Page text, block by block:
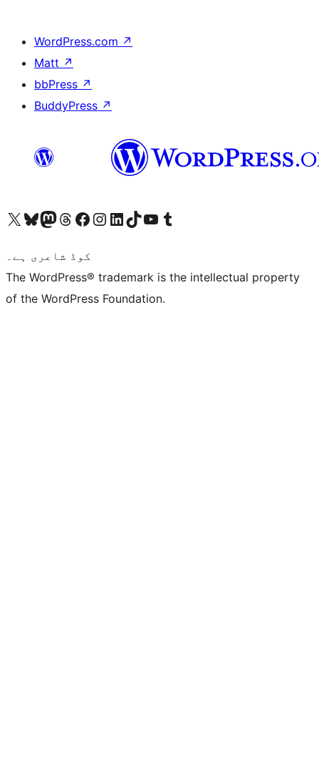
WordPress.com ↗
Matt ↗
bbPress ↗
BuddyPress ↗
Visit our X (formerly Twitter) account
ہمارے بلیواسکائی اکاؤنٹ پر جائیں
Visit our Mastodon account
ہمارے ٹھریڈز اکاؤنٹ پر جائیں
Visit our Facebook page
Visit our Instagram account
Visit our LinkedIn account
ہمارے ٹک ٹاک اکاؤنٹ پر جائیں
Visit our YouTube channel
ہمارے ٹمبلر اکاؤنٹ پر جائیں
کوڈ شاعری ہے۔
The WordPress® trademark is the intellectual property
of the WordPress Foundation.